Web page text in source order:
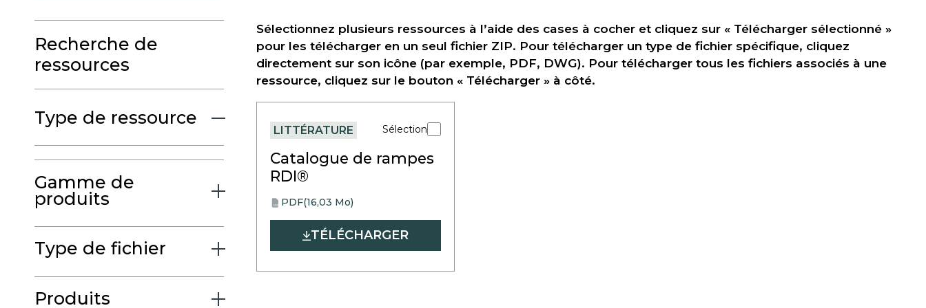
Recherche de
ressources
Type de ressource
Gamme de
produits
Type de fichier
Produits
Sélectionnez plusieurs ressources à l’aide des cases à cocher et cliquez sur « Télécharger sélectionné »
pour les télécharger en un seul fichier ZIP. Pour télécharger un type de fichier spécifique, cliquez
directement sur son icône (par exemple, PDF, DWG). Pour télécharger tous les fichiers associés à une
ressource, cliquez sur le bouton « Télécharger » à côté.
LITTÉRATURE Sélection
Catalogue de rampes
RDI®
PDF PDF(16,03 Mo)
opens
in
new
TÉLÉCHARGER